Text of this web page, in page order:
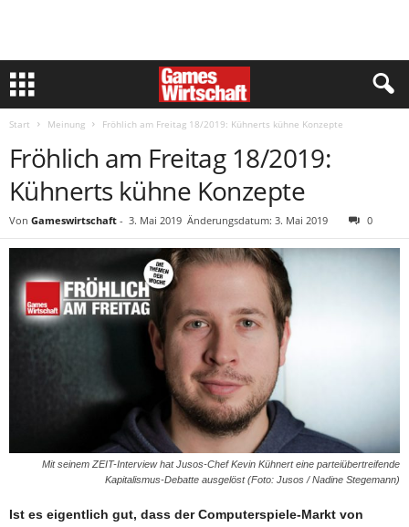
Start Meinung Fröhlich am Freitag 18/2019: Kühnerts kühne Konzepte
Fröhlich am Freitag 18/2019:
Kühnerts kühne Konzepte
Von Gameswirtschaft - 3. Mai 2019 Änderungsdatum: 3. Mai 2019 0
Mit seinem ZEIT-Interview hat Jusos-Chef Kevin Kühnert eine parteiübertreifende
Kapitalismus-Debatte ausgelöst (Foto: Jusos / Nadine Stegemann)
Ist es eigentlich gut, dass der Computerspiele-Markt von